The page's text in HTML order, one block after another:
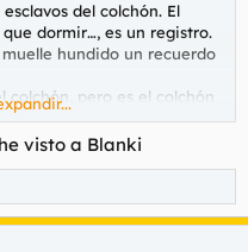
del colchón. El
dormir…, es un registro.
hundido un recuerdo
colchón, pero es el colchón
de moros, de
buscando sentido, pero
sobre un colchón que
cerveza reseca.
las drogas, la soledad
visto a Blanki